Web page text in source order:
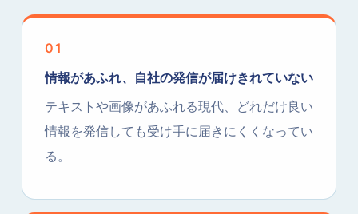
01
情報があふれ、自社の発信が届けきれていない
テキストや画像があふれる現代、どれだけ良い
情報を発信しても受け手に届きにくくなってい
る。